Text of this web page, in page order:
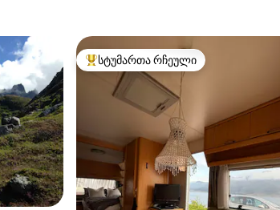
სტუმართა რჩეული მოწინავე ვარიანტი
სტუმართა რჩეული